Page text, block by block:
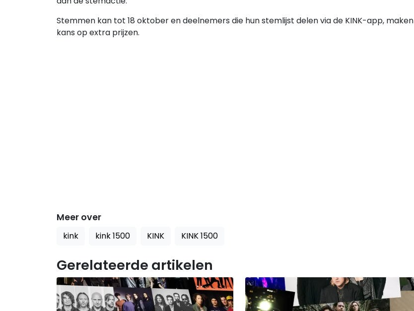
Stemmen kan tot 18 oktober en deelnemers die hun stemlijst delen via de KINK-app, maken
kans op extra prijzen.
Meer over
kink kink 1500 KINK KINK 1500
Gerelateerde artikelen